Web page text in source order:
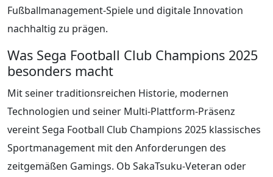
Fußballmanagement-Spiele und digitale Innovation
nachhaltig zu prägen.
Was Sega Football Club Champions 2025
besonders macht
Mit seiner traditionsreichen Historie, modernen
Technologien und seiner Multi-Plattform-Präsenz
vereint Sega Football Club Champions 2025 klassisches
Sportmanagement mit den Anforderungen des
zeitgemäßen Gamings. Ob SakaTsuku-Veteran oder